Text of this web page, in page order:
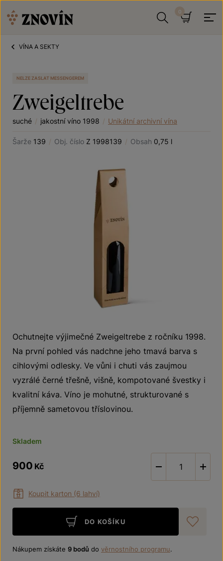
VÍNA A SEKTY
NELZE ZASLAT MESSENGEREM
Zweigeltrebe
suché / jakostní víno 1998 / Unikátní archivní vína
Šarže 139 / Obj. číslo Z 1998139 / Obsah 0,75 l
Ochutnejte výjimečné Zweigeltrebe z ročníku 1998.
Na první pohled vás nadchne jeho tmavá barva s
cihlovými odlesky. Ve vůni i chuti vás zaujmou
vyzrálé černé třešně, višně, kompotované švestky i
kvalitní káva. Víno je mohutné, strukturované s
příjemně sametovou tříslovinou.
Skladem
900 Kč
Koupit karton (6 lahví)
-
DO KOŠÍKU
Nákupem získáte 9 bodů do věrnostního programu.